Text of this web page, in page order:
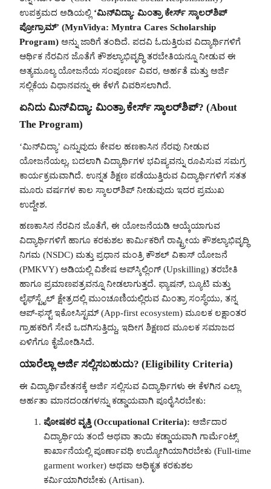
ಉಪಕ್ರಮದ ಅಡಿಯಲ್ಲಿ ‘ಮಿನ್‌ವಿದ್ಯಾ: ಮಿಂತ್ರಾ ಕೇರ್ಸ್ ಸ್ಕಾಲರ್‌ಶಿಪ್
ಪ್ರೋಗ್ರಾಮ್’ (MynVidya: Myntra Cares Scholarship
Program) ಅನ್ನು ಜಾರಿಗೆ ತಂದಿದೆ. ಪದವಿ ಓದುತ್ತಿರುವ ವಿದ್ಯಾರ್ಥಿಗಳಿಗೆ
ಆರ್ಥಿಕ ನೆರವಿನ ಜೊತೆಗೆ ಕೌಶಲ್ಯಾಭಿವೃದ್ಧಿ ತರಬೇತಿಯನ್ನೂ ನೀಡುವ ಈ
ಅತ್ಯಮೂಲ್ಯ ಯೋಜನೆಯ ಸಂಪೂರ್ಣ ವಿವರ, ಅರ್ಹತೆ ಮತ್ತು ಅರ್ಜಿ
ಸಲ್ಲಿಕೆಯ ವಿಧಾನವನ್ನು ಈ ಕೆಳಗೆ ವಿವರಿಸಲಾಗಿದೆ.
ಏನಿದು ಮಿನ್‌ವಿದ್ಯಾ: ಮಿಂತ್ರಾ ಕೇರ್ಸ್ ಸ್ಕಾಲರ್‌ಶಿಪ್? (About
The Program)
‘ಮಿನ್‌ವಿದ್ಯಾ’ ಎನ್ನುವುದು ಕೇವಲ ಹಣಕಾಸಿನ ನೆರವು ನೀಡುವ
ಯೋಜನೆಯಲ್ಲ, ಬದಲಾಗಿ ವಿದ್ಯಾರ್ಥಿಗಳ ಭವಿಷ್ಯವನ್ನು ರೂಪಿಸುವ ಸಮಗ್ರ
ಕಾರ್ಯಕ್ರಮವಾಗಿದೆ. ಉನ್ನತ ಶಿಕ್ಷಣ ಪಡೆಯುತ್ತಿರುವ ವಿದ್ಯಾರ್ಥಿಗಳಿಗೆ ಸತತ
ಮೂರು ವರ್ಷಗಳ ಕಾಲ ಸ್ಕಾಲರ್‌ಶಿಪ್ ನೀಡುವುದು ಇದರ ಪ್ರಮುಖ
ಉದ್ದೇಶ.
ಹಣಕಾಸಿನ ನೆರವಿನ ಜೊತೆಗೆ, ಈ ಯೋಜನೆಯಡಿ ಆಯ್ಕೆಯಾಗುವ
ವಿದ್ಯಾರ್ಥಿಗಳಿಗೆ ಹಾಗೂ ಕರಕುಶಲ ಕಾರ್ಮಿಕರಿಗೆ ರಾಷ್ಟ್ರೀಯ ಕೌಶಲ್ಯಾಭಿವೃದ್ಧಿ
ನಿಗಮ (NSDC) ಮತ್ತು ಪ್ರಧಾನ ಮಂತ್ರಿ ಕೌಶಲ್ ವಿಕಾಸ್ ಯೋಜನೆ
(PMKVY) ಅಡಿಯಲ್ಲಿ ವಿಶೇಷ ಅಪ್‌ಸ್ಕಿಲ್ಲಿಂಗ್ (Upskilling) ತರಬೇತಿ
ಹಾಗೂ ಪ್ರಮಾಣಪತ್ರವನ್ನೂ ನೀಡಲಾಗುತ್ತದೆ. ಫ್ಯಾಷನ್, ಬ್ಯೂಟಿ ಮತ್ತು
ಲೈಫ್‌ಸ್ಟೈಲ್ ಕ್ಷೇತ್ರದಲ್ಲಿ ಮುಂಚೂಣಿಯಲ್ಲಿರುವ ಮಿಂತ್ರಾ ಸಂಸ್ಥೆಯು, ತನ್ನ
ಆಪ್-ಫಸ್ಟ್ ಇಕೋಸಿಸ್ಟಮ್ (App-first ecosystem) ಮೂಲಕ ಲಕ್ಷಾಂತರ
ಗ್ರಾಹಕರಿಗೆ ಸೇವೆ ಒದಗಿಸುತ್ತಿದ್ದು, ಇದೀಗ ಶಿಕ್ಷಣದ ಮೂಲಕ ಸಮಾಜದ
ಏಳಿಗೆಗೂ ಕೈಜೋಡಿಸಿದೆ.
ಯಾರೆಲ್ಲಾ ಅರ್ಜಿ ಸಲ್ಲಿಸಬಹುದು? (Eligibility Criteria)
ಈ ವಿದ್ಯಾರ್ಥಿವೇತನಕ್ಕೆ ಅರ್ಜಿ ಸಲ್ಲಿಸುವ ವಿದ್ಯಾರ್ಥಿಗಳು ಈ ಕೆಳಗಿನ ಎಲ್ಲಾ
ಅರ್ಹತಾ ಮಾನದಂಡಗಳನ್ನು ಕಡ್ಡಾಯವಾಗಿ ಪೂರೈಸಿರಬೇಕು:
ಪೋಷಕರ ವೃತ್ತಿ (Occupational Criteria): ಅರ್ಜಿದಾರ
ವಿದ್ಯಾರ್ಥಿಯ ತಂದೆ ಅಥವಾ ತಾಯಿ ಕಡ್ಡಾಯವಾಗಿ ಗಾರ್ಮೆಂಟ್ಸ್
ಕಾರ್ಖಾನೆಯಲ್ಲಿ ಪೂರ್ಣಾವಧಿ ಉದ್ಯೋಗಿಯಾಗಿರಬೇಕು (Full-time
garment worker) ಅಥವಾ ಅಧಿಕೃತ ಕರಕುಶಲ
ಕರ್ಮಿಯಾಗಿರಬೇಕು (Artisan).